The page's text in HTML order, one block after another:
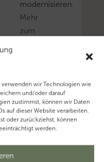
wir Technologien wie
und/oder darauf
zustimmst, können wir Daten
auf dieser Website verarbeiten.
oder zurückziehst, können
werden.
modernisieren.
Mehr
zum
‚Gesellschaftsrecht’…